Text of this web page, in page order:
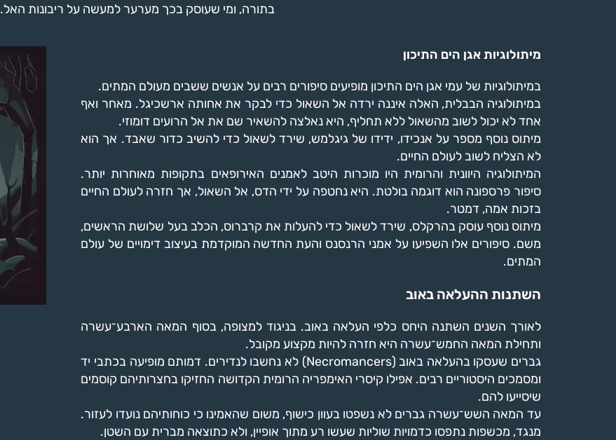
בתורה, ומי שעוסק בכך מערער למעשה על ריבונות האל.
מיתולוגיות אגן הים התיכון
במיתולוגיות של עמי אגן הים התיכון מופיעים סיפורים רבים על אנשים ששבים מעולם המתים.
במיתולוגיה הבבלית, האלה איננה ירדה אל השאול כדי לבקר את אחותה ארשכיגל. מאחר ואף
אחד לא יכול לשוב מהשאול ללא תחליף, היא נאלצה להשאיר שם את אל הרועים דומוזי.
מיתוס נוסף מספר על אנכידו, ידידו של גיגלמש, שירד לשאול כדי להשיב כדור שאבד. אך הוא
לא הצליח לשוב לעולם החיים.
המיתולוגיה היוונית והרומית היו מוכרות היטב לאמנים האירופאים בתקופות מאוחרות יותר.
סיפור פרספונה הוא דוגמה בולטת. היא נחטפה על ידי הדס, אל השאול, אך חזרה לעולם החיים
בזכות אמה, דמטר.
מיתוס נוסף עוסק בהרקלס, שירד לשאול כדי להעלות את קרברוס, הכלב בעל שלושת הראשים,
משם. סיפורים אלו השפיעו על אמני הרנסנס והעת החדשה המוקדמת בעיצוב דימויים של עולם
המתים.
השתנות ההעלאה באוב
לאורך השנים השתנה היחס כלפי העלאה באוב. בניגוד למצופה, בסוף המאה הארבע־עשרה
ותחילת המאה החמש־עשרה היא חזרה להיות מקצוע מקובל.
גברים שעסקו בהעלאה באוב (Necromancers) לא נחשבו לנדירים. דמותם מופיעה בכתבי יד
ומסמכים היסטוריים רבים. אפילו קיסרי האימפריה הרומית הקדושה החזיקו בחצרותיהם קוסמים
שיסייעו להם.
עד המאה השש־עשרה גברים לא נשפטו בעוון כישוף, משום שהאמינו כי כוחותיהם נועדו לעזור.
מנגד, מכשפות נתפסו כדמויות שוליות שעשו רע מתוך אופיין, ולא כתוצאה מברית עם השטן.